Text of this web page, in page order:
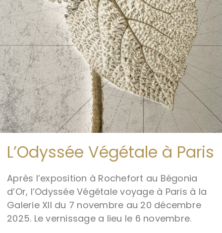
L’Odyssée Végétale à Paris
Après l’exposition à Rochefort au Bégonia
d’Or, l’Odyssée Végétale voyage à Paris à la
Galerie XII du 7 novembre au 20 décembre
2025. Le vernissage a lieu le 6 novembre.